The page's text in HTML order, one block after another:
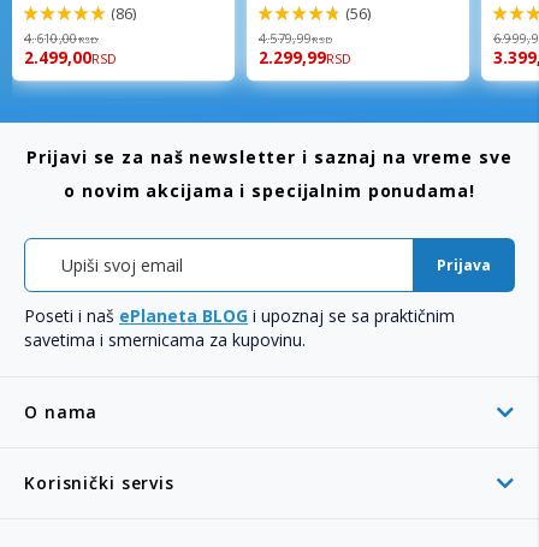
98%
(86)
4.610,00RSD
2.499,00RSD
96%
(56)
4.579,99RSD
2.299,99RSD
92%
O nama
Korisnički servis
Prijavi se za naš newsletter i saznaj na vreme sve
o novim akcijama i specijalnim ponudama!
Prijava
Poseti i naš ePlaneta BLOG i upoznaj se sa praktičnim
savetima i smernicama za kupovinu.